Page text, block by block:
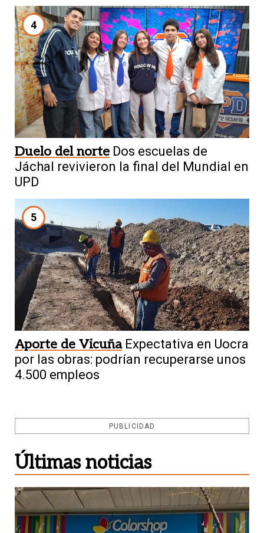
4
Duelo del norte Dos escuelas de
Jáchal revivieron la final del Mundial en
UPD
5
Aporte de Vicuña Expectativa en Uocra
por las obras: podrían recuperarse unos
4.500 empleos
PUBLICIDAD
Últimas noticias